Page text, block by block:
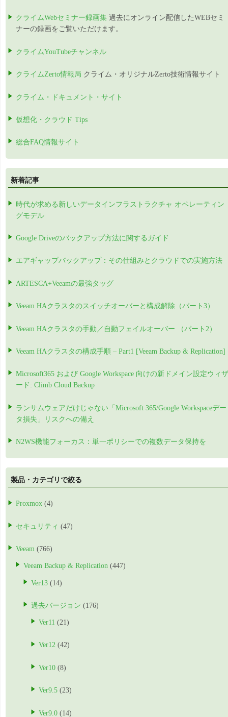
クライムWebセミナー録画集 過去にオンライン配信したWEBセミ
ナーの録画をご覧いただけます。
クライムYouTubeチャンネル
クライムZerto情報局 クライム・オリジナルZerto技術情報サイト
クライム・ドキュメント・サイト
仮想化・クラウド Tips
総合FAQ情報サイト
新着記事
時代が求める新しいデータインフラストラクチャ オペレーティン
グモデル
Google Driveのバックアップ方法に関するガイド
エアギャップバックアップ：その仕組みとクラウドでの実施方法
ARTESCA+Veeamの最強タッグ
Veeam HAクラスタのスイッチオーバーと構成解除（パート3）
Veeam HAクラスタの手動／自動フェイルオーバー （パート2）
Veeam HAクラスタの構成手順 – Part1 [Veeam Backup & Replication]
Microsoft365 および Google Workspace 向けの新ドメイン設定ウィザ
ード: Climb Cloud Backup
ランサムウェアだけじゃない「Microsoft 365/Google Workspaceデー
タ損失」リスクへの備え
N2WS機能フォーカス：単一ポリシーでの複数データ保持を
製品・カテゴリで絞る
Proxmox (4)
セキュリティ (47)
Veeam (766)
Veeam Backup & Replication (447)
Ver13 (14)
過去バージョン (176)
Ver11 (21)
Ver12 (42)
Ver10 (8)
Ver9.5 (23)
Ver9.0 (14)